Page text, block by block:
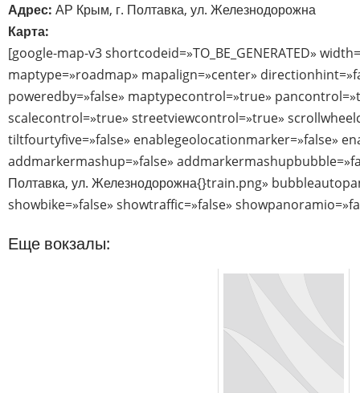
Адрес: АР Крым, г. Полтавка, ул. Железнодорожна
Карта:
[google-map-v3 shortcodeid=»TO_BE_GENERATED»
maptype=»roadmap» mapalign=»center»
poweredby=»false» maptypecontrol=»true»
scalecontrol=»true» streetviewcontrol=»true»
tiltfourtyfive=»false» enablegeolocationmarker=»false»
addmarkermashup=»false»
Полтавка, ул. Железнодорожна{}train.png»
showbike=»false» showtraffic=»false»
Еще вокзалы: